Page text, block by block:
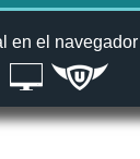
en el navegador